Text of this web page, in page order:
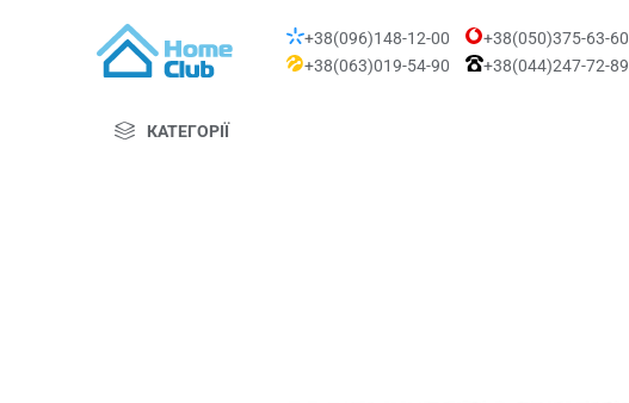
+38(096)148-12-00
+38(050)375-63-60
+38(063)019-54-90
+38(044)247-72-89
КАТЕГОРІЇ